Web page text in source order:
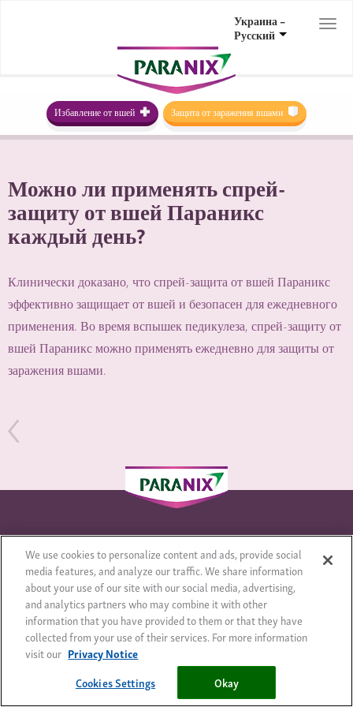
Украина –
Русский
Избавление от вшей Защита от заражения вшами
Можно ли применять спрей-
защиту от вшей Параникс
каждый день?
Клинически доказано, что спрей-защита от вшей Параникс
эффективно защищает от вшей и безопасен для ежедневного
применения. Во время вспышек педикулеза, спрей-защиту от
вшей Параникс можно применять ежедневно для защиты от
заражения вшами.
Cookies Settings
We use cookies to personalize content and ads, provide social
media features, and analyze our traffic. We share information
about your use of our site with our social media, advertising,
and analytics partners who may combine it with other
information that you have provided to them or that they have
collected from your use of their services. For more information
visit our Privacy Notice
Cookies Settings
Okay